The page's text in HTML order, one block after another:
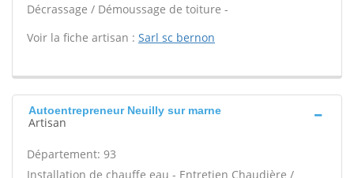
Décrassage / Démoussage de toiture -
Voir la fiche artisan : Sarl sc bernon
Autoentrepreneur Neuilly sur marne
Artisan
Département: 93
Installation de chauffe eau - Entretien Chaudière /